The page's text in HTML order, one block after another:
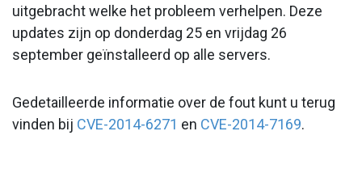
uitgebracht welke het probleem verhelpen. Deze
updates zijn op donderdag 25 en vrijdag 26
september geïnstalleerd op alle servers.
Gedetailleerde informatie over de fout kunt u terug
vinden bij CVE-2014-6271 en CVE-2014-7169.